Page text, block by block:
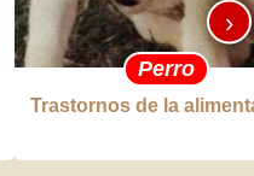
Perro
Trastornos de la
›